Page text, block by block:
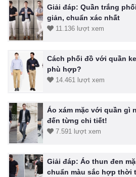
Giải đáp: Quần trắng
giản, chuẩn xác nhất
11.136 lượt xem
Cách phối đồ với quần
phù hợp?
14.461 lượt xem
Áo xám mặc với quần gì
đến từng chi tiết!
7.591 lượt xem
Giải đáp: Áo thun đen
chuẩn màu sắc hợp thời